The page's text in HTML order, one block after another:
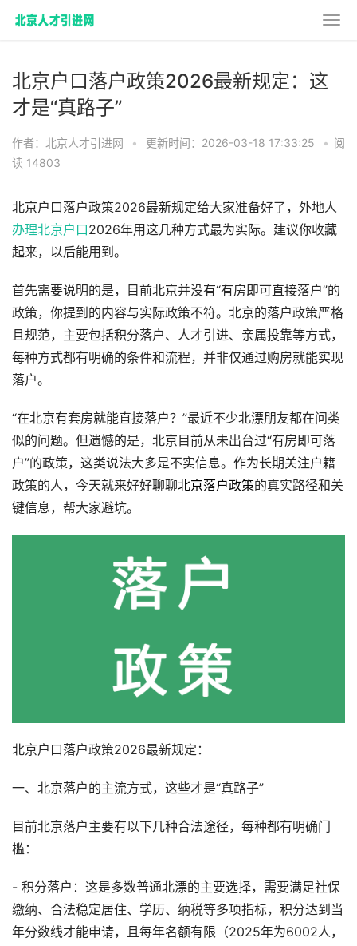
北京户口落户政策2026最新规定：这
才是“真路子”
作者：北京人才引进网 • 更新时间：2026-03-18 17:33:25 • 阅
读 14803
北京户口落户政策2026最新规定给大家准备好了，外地人
办理北京户口2026年用这几种方式最为实际。建议你收藏
起来，以后能用到。
首先需要说明的是，目前北京并没有“有房即可直接落户”的
政策，你提到的内容与实际政策不符。北京的落户政策严格
且规范，主要包括积分落户、人才引进、亲属投靠等方式，
每种方式都有明确的条件和流程，并非仅通过购房就能实现
落户。
“在北京有套房就能直接落户？”最近不少北漂朋友都在问类
似的问题。但遗憾的是，北京目前从未出台过“有房即可落
户”的政策，这类说法大多是不实信息。作为长期关注户籍
政策的人，今天就来好好聊聊北京落户政策的真实路径和关
键信息，帮大家避坑。
北京户口落户政策2026最新规定：
一、北京落户的主流方式，这些才是“真路子”
目前北京落户主要有以下几种合法途径，每种都有明确门
槛：
- 积分落户：这是多数普通北漂的主要选择，需要满足社保
缴纳、合法稳定居住、学历、纳税等多项指标，积分达到当
年分数线才能申请，且每年名额有限（2025年为6002人，